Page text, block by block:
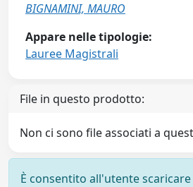
BIGNAMINI, MAURO
Appare nelle tipologie:
Lauree Magistrali
File in questo prodotto:
Non ci sono file associati a
È consentito all'utente